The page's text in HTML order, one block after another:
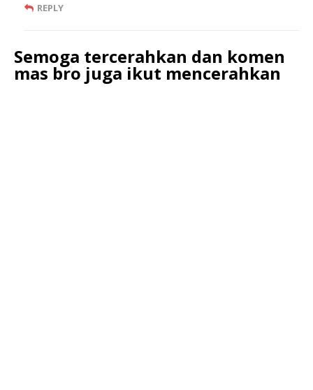
REPLY
Semoga tercerahkan dan komen
mas bro juga ikut mencerahkan